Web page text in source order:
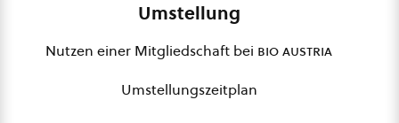
Umstellung
Nutzen einer Mitgliedschaft bei bio austria
Umstellungszeitplan